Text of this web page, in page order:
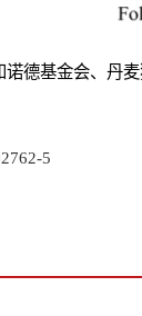
德基金会、丹
5